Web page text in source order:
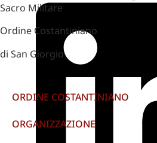
Sacro Militare
Ordine Costantiniano
di San Giorgio
ORDINE COSTANTINIANO
ORGANIZZAZIONE